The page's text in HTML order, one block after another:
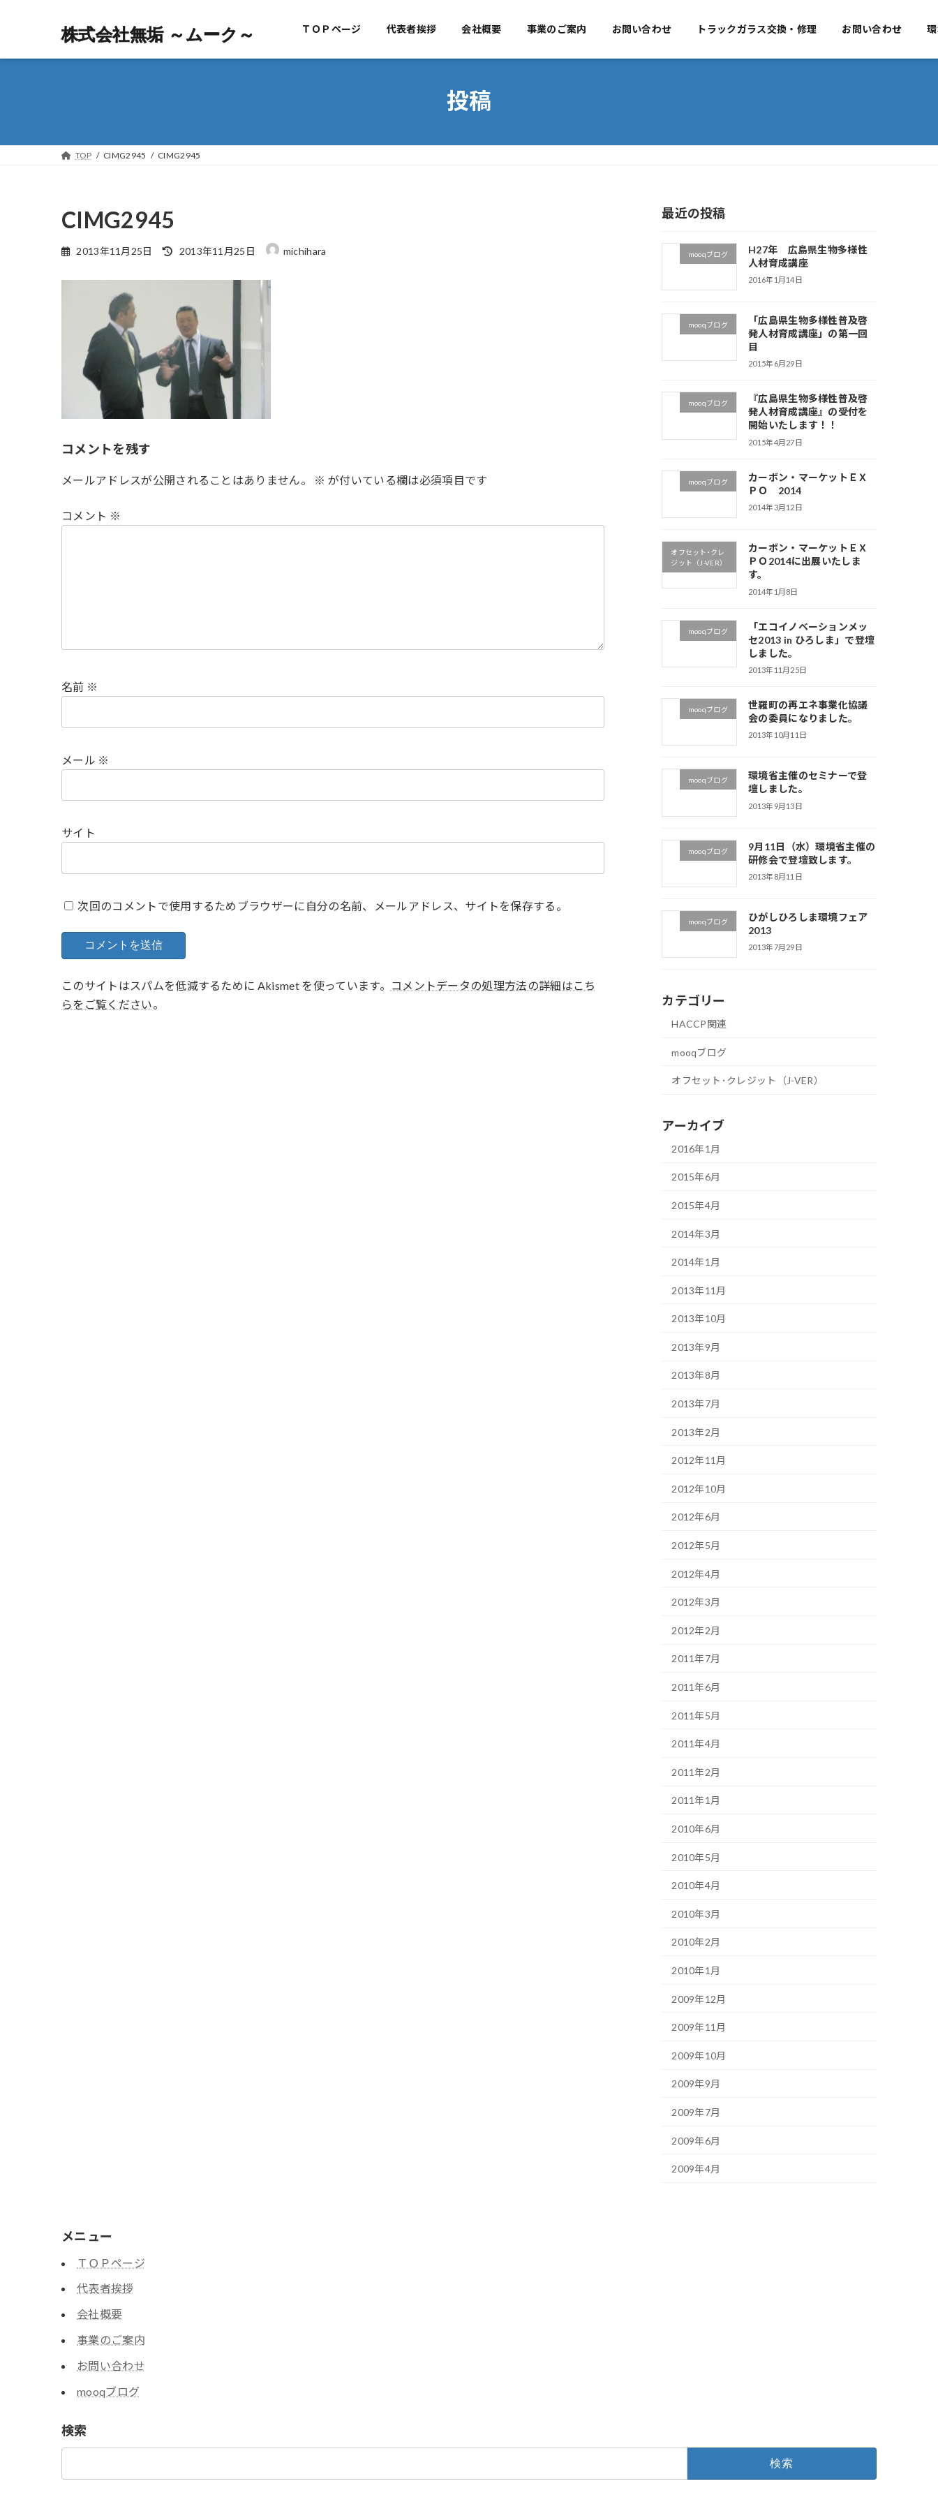
株式会社無垢 ～ムーク～ TOPページ 代表者挨拶 会社概要 事業のご案内 お問い合わせ
株式会社無垢 ～ムーク～ ＴＯＰページ 代表者挨拶 会社概要 事業のご案内 お問い合わせ トラックガラス交換・修理 お問い合わせ
投稿
TOP CIMG2945 CIMG2945
CIMG2945
2013年11月25日
最
日
時
:
2013年11月25日 michihara
コメントを残す
メールアドレスが公開されることはありません。 ※ が付いている欄は必須項目です
コメント ※
名前 ※
メール ※
サイト
次回のコメントで使用するためブラウザーに自分の名前、メールアドレス、サイトを保存する。
このサイトはスパムを低減するために Akismet を使っています。
コメントデータの処理方法の詳細はこち
らをご覧ください。
最近の投稿
mooqブログ
H27年 広島県生物多様性
人材育成講座
2016年1月14日
mooqブログ
「広島県生物多様性普及啓
発人材育成講座」の第一回
目
2015年6月29日
mooqブログ
『広島県生物多様性普及啓
発人材育成講座』の受付を
開始いたします！！
2015年4月27日
mooqブログ
カーボン・マーケットＥＸ
ＰＯ 2014
2014年3月12日
オフセット･クレ
ジット（J-VER）
カーボン・マーケットＥＸ
ＰＯ2014に出展いたしま
す。
2014年1月8日
mooqブログ
「エコイノベーションメッ
セ2013 in ひろしま」で登壇
しました。
2013年11月25日
mooqブログ
世羅町の再エネ事業化協議
会の委員になりました。
2013年10月11日
mooqブログ
環境省主催のセミナーで登
壇しました。
2013年9月13日
mooqブログ
9月11日（水）環境省主催の
研修会で登壇致します。
2013年8月11日
mooqブログ
ひがしひろしま環境フェア
2013
2013年7月29日
カテゴリー
HACCP関連
mooqブログ
オフセット･クレジット（J-VER）
アーカイブ
2016年1月
2015年6月
2015年4月
2014年3月
2014年1月
2013年11月
2013年10月
2013年9月
2013年8月
2013年7月
2013年2月
2012年11月
2012年10月
2012年6月
2012年5月
2012年4月
2012年3月
2012年2月
2011年7月
2011年6月
2011年5月
2011年4月
2011年2月
2011年1月
2010年6月
2010年5月
2010年4月
2010年3月
2010年2月
2010年1月
2009年12月
2009年11月
2009年10月
2009年9月
2009年7月
2009年6月
2009年4月
メニュー
ＴＯＰページ
代表者挨拶
会社概要
事業のご案内
お問い合わせ
mooqブログ
検索